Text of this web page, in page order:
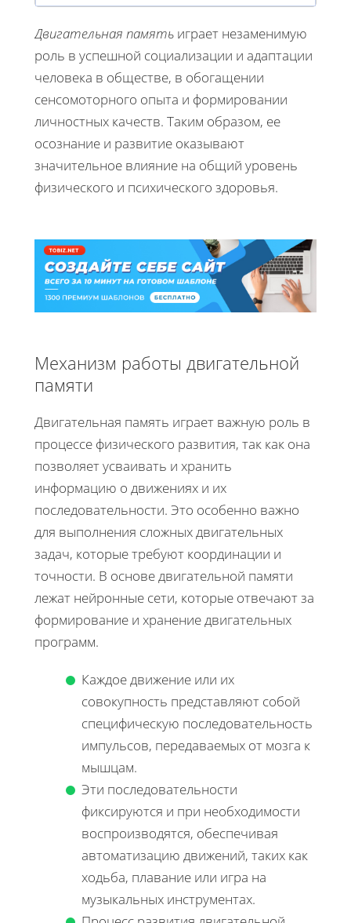
Двигательная память играет незаменимую
роль в успешной социализации и адаптации
человека в обществе, в обогащении
сенсомоторного опыта и формировании
личностных качеств. Таким образом, ее
осознание и развитие оказывают
значительное влияние на общий уровень
физического и психического здоровья.
Механизм работы двигательной
памяти
Двигательная память играет важную роль в
процессе физического развития, так как она
позволяет усваивать и хранить
информацию о движениях и их
последовательности. Это особенно важно
для выполнения сложных двигательных
задач, которые требуют координации и
точности. В основе двигательной памяти
лежат нейронные сети, которые отвечают за
формирование и хранение двигательных
программ.
Каждое движение или их
совокупность представляют собой
специфическую последовательность
импульсов, передаваемых от мозга к
мышцам.
Эти последовательности
фиксируются и при необходимости
воспроизводятся, обеспечивая
автоматизацию движений, таких как
ходьба, плавание или игра на
музыкальных инструментах.